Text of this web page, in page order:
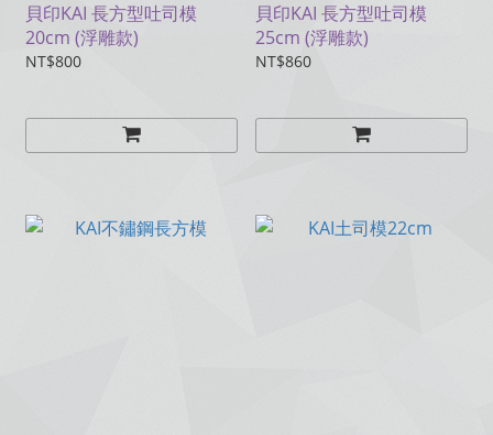
貝印KAI 長方型吐司模
20cm (浮雕款)
NT$800
貝印KAI 長方型吐司模
25cm (浮雕款)
NT$860